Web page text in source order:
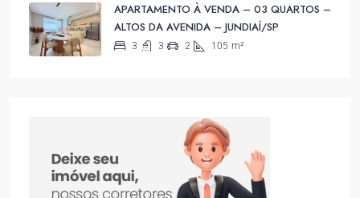
APARTAMENTO À VENDA – 03 QUARTOS –
ALTOS DA AVENIDA – JUNDIAÍ/SP
3 3 2 105 m²